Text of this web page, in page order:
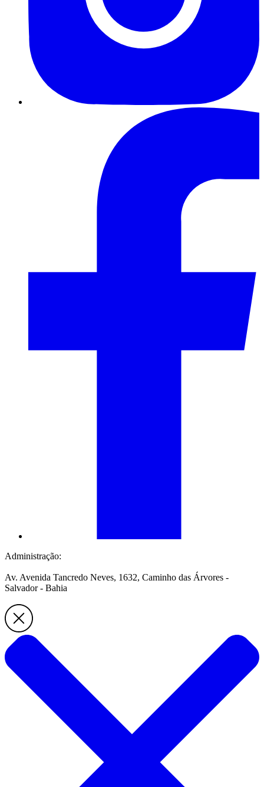
Administração:
Av. Avenida Tancredo Neves, 1632, Caminho das Árvores -
Salvador - Bahia